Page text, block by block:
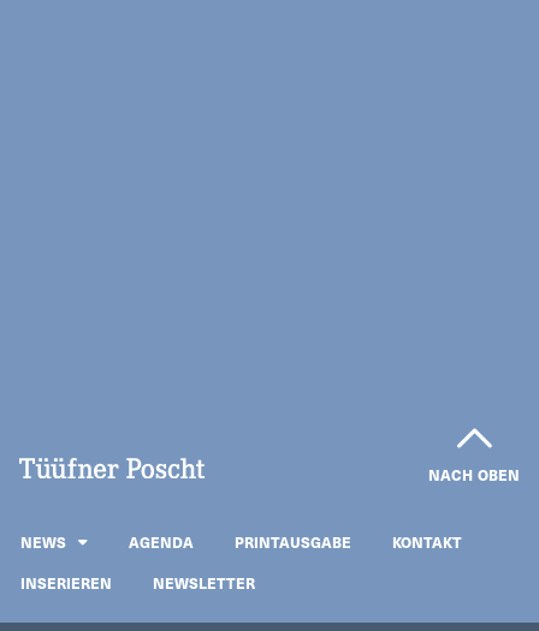
NACH OBEN
NEWS AGENDA PRINTAUSGABE
KONTAKT
INSERIEREN
NEWSLETTER